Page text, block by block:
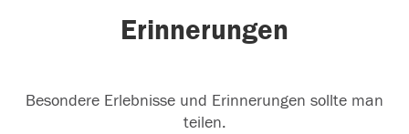
Erinnerungen
Besondere Erlebnisse und Erinnerungen sollte man
teilen.